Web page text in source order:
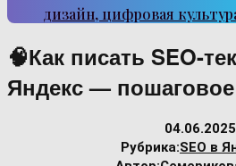
дизайн, цифровая
🧠Как писать SEO-
Яндекс —
04.06.2025
Рубрика:SEO в